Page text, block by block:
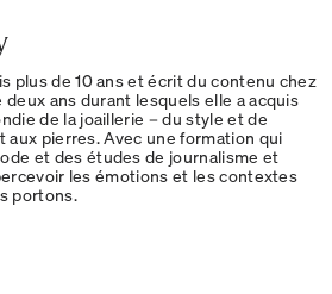
plus de 10 ans et écrit du contenu chez
ans durant lesquels elle a acquis
de la joaillerie – du style et de
aux pierres. Avec une formation qui
et des études de journalisme et
les émotions et les contextes
portons.